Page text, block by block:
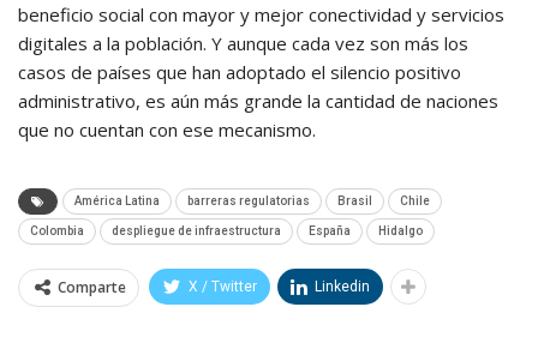
beneficio social con mayor y mejor conectividad y servicios
digitales a la población. Y aunque cada vez son más los
casos de países que han adoptado el silencio positivo
administrativo, es aún más grande la cantidad de naciones
que no cuentan con ese mecanismo.
América Latina barreras regulatorias Brasil Chile
Colombia despliegue de infraestructura España Hidalgo
Comparte X / Twitter Linkedin